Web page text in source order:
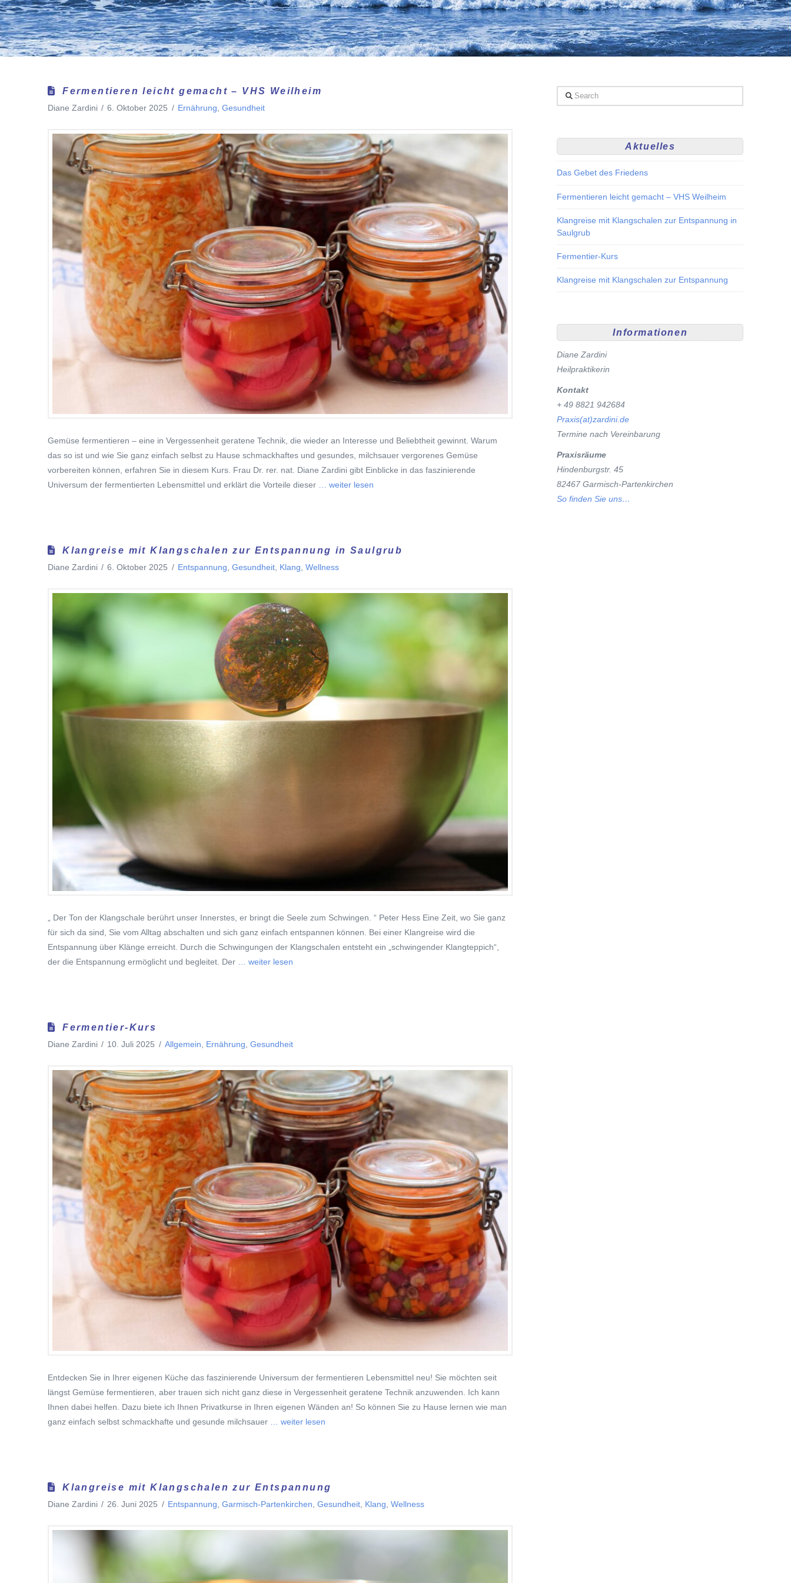
Fermentieren leicht gemacht – VHS Weilheim
Diane Zardini 6. Oktober 2025 Ernährung Gesundheit
Gemüse fermentieren – eine in Vergessenheit geratene Technik, die wieder an Interesse und Beliebtheit gewinnt. Warum
das so ist und wie Sie ganz einfach selbst zu Hause schmackhaftes und gesundes, milchsauer vergorenes Gemüse
vorbereiten können, erfahren Sie in diesem Kurs. Frau Dr. rer. nat. Diane Zardini gibt Einblicke in das faszinierende
Universum der fermentierten Lebensmittel und erklärt die Vorteile dieser… weiter lesen
Klangreise mit Klangschalen zur Entspannung in Saulgrub
Diane Zardini 6. Oktober 2025 Entspannung Gesundheit, Klang Wellness
„ Der Ton der Klangschale berührt unser Innerstes, er bringt die Seele zum Schwingen. “ Peter Hess Eine Zeit, wo Sie ganz
für sich da sind, Sie vom Alltag abschalten und sich ganz einfach entspannen können. Bei einer Klangreise wird die
Entspannung über Klänge erreicht. Durch die Schwingungen der Klangschalen entsteht ein „schwingender Klangteppich“,
der die Entspannung ermöglicht und begleitet. Der… weiter lesen
Fermentier-Kurs
Diane Zardini 10. Juli 2025 Allgemein Ernährung Gesundheit
Entdecken Sie in Ihrer eigenen Küche das faszinierende Universum der fermentieren Lebensmittel neu! Sie möchten seit
längst Gemüse fermentieren, aber trauen sich nicht ganz diese in Vergessenheit geratene Technik anzuwenden. Ich kann
Ihnen dabei helfen. Dazu biete ich Ihnen Privatkurse in Ihren eigenen Wänden an! So können Sie zu Hause lernen wie man
ganz einfach selbst schmackhafte und gesunde milchsauer… weiter lesen
Klangreise mit Klangschalen zur Entspannung
Diane Zardini 26. Juni 2025 Entspannung Garmisch-Partenkirchen Gesundheit, Klang Wellness
Search
Aktuelles
Das Gebet des Friedens
Fermentieren leicht gemacht – VHS Weilheim
Klangreise mit Klangschalen zur Entspannung in
Saulgrub
Fermentier-Kurs
Klangreise mit Klangschalen zur Entspannung
Informationen
Diane Zardini
Heilpraktikerin
Kontakt
+ 49 8821 942684
Praxis(at)zardini.de
Termine nach Vereinbarung
Praxisräume
Hindenburgstr. 45
82467 Garmisch-Partenkirchen
So finden Sie uns…